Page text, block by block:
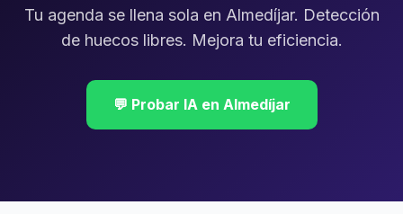
Tu agenda se llena sola en Almedíjar. Detección
de huecos libres. Mejora tu eficiencia.
💬 Probar IA en Almedíjar